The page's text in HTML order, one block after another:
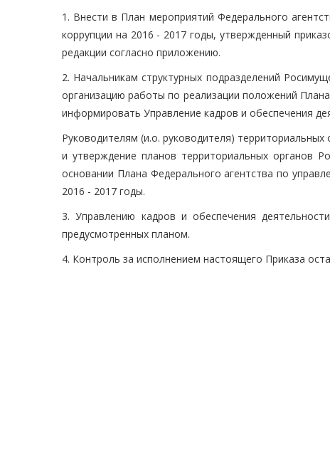
1. Внести в План мероприятий Федерального
коррупции на 2016 - 2017 годы, утвержденный
редакции согласно приложению.
2. Начальникам структурных подразделений
организацию работы по реализации положений
информировать Управление кадров и обеспечения
Руководителям (и.о. руководителя)
и утверждение планов территориальных органов
основании Плана Федерального агентства по
2016 - 2017 годы.
3. Управлению кадров и обеспечения
предусмотренных планом.
4. Контроль за исполнением настоящего Приказа